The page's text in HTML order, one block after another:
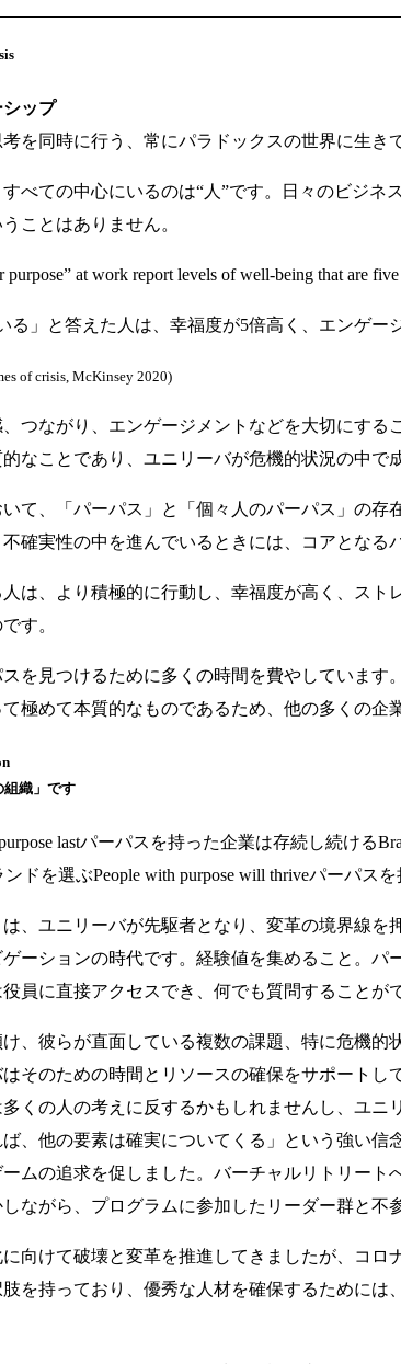
ップ
を同時に行う、常にパラドックスの世界に生き
べての中心にいるのは“人”です。日々のビジ
ことはありません。
at work report levels of well-being that are
る」と答えた人は、幸福度が5倍高く、エンゲー
of crisis, McKinsey 2020)
つながり、エンゲージメントなどを大切にす
なことであり、ユニリーバが危機的状況の中で
て、「パーパス」と「個々人のパーパス」の
確実性の中を進んでいるときには、コアとなる
は、より積極的に行動し、幸福度が高く、ス
す。
を見つけるために多くの時間を費やしていま
極めて本質的なものであるため、他の多くの企
組織」です
lastパーパスを持った企業は存続し続ける
ドを選ぶPeople with purpose will thriveパーパス
、ユニリーバが先駆者となり、変革の境界線
ーションの時代です。経験値を集めること。
員に直接アクセスでき、何でも質問すること
、彼らが直面している複数の課題、特に危機
そのための時間とリソースの確保をサポート
くの人の考えに反するかもしれませんし、ユ
、他の要素は確実についてくる」という強い
ムの追求を促しました。バーチャルリトリー
ながら、プログラムに参加したリーダー群と不
向けて破壊と変革を推進してきましたが、コ
を持っており、優秀な人材を確保するために